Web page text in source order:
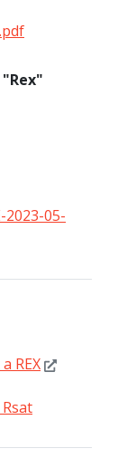
"Rex"
2023-05-
REX